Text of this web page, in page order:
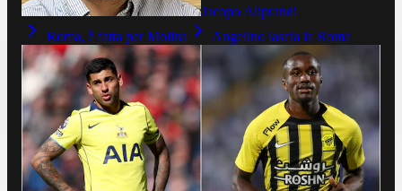
Jacopo Aliprandi
Roma, è fatta per Molina
Angelino lascia la Roma